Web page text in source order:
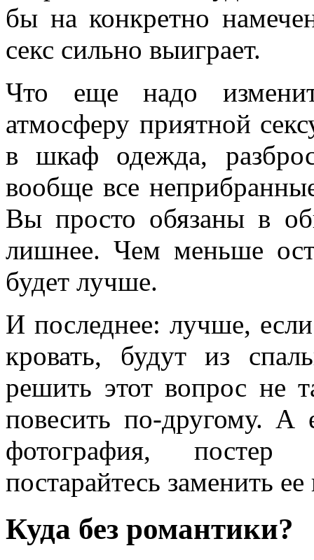
бы на конкретно
секс сильно выиграет.
Что еще надо
атмосферу приятной
в шкаф одежда,
вообще все
Вы просто обязаны в
лишнее. Чем меньше
будет лучше.
И последнее: лучше,
кровать, будут из
решить этот вопрос не
повесить по-другому. А
фотография, постер
постарайтесь заменить
Куда без романтики?